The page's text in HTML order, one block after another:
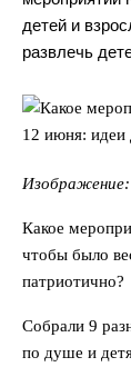
детей и
развлечь
Какое
чтобы было
патриотично?
Собрали 9
по душе и